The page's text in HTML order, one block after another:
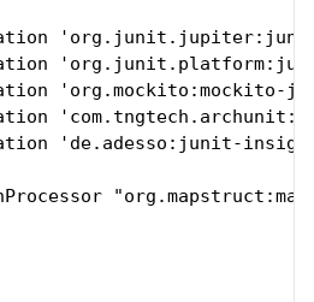
'org.mockito:mockito-
'de.adesso:junit-